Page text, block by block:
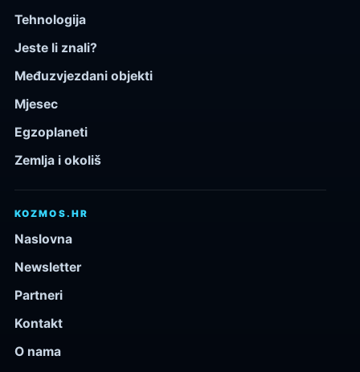
Tehnologija
Jeste li znali?
Međuzvjezdani objekti
Mjesec
Egzoplaneti
Zemlja i okoliš
KOZMOS.HR
Naslovna
Newsletter
Partneri
Kontakt
O nama